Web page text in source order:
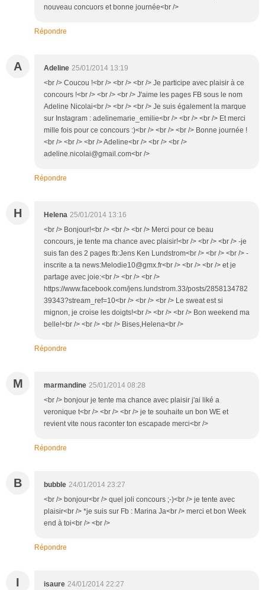
nouveau concuors et bonne journée<br />
Répondre
A Adeline 25/01/2014 13:19
<br /> Coucou !<br /> <br /> <br /> Je participe avec plaisir à ce
concours !<br /> <br /> <br /> J'aime les pages FB sous le nom
Adeline Nicolai<br /> <br /> <br /> Je suis également la marque
sur Instagram : adelinemarie_emilie<br /> <br /> <br /> Et merci
mille fois pour ce concours :)<br /> <br /> <br /> Bonne journée !
<br /> <br /> <br /> Adeline<br /> <br /> <br />
adeline.nicolai@gmail.com<br />
Répondre
H Helena 25/01/2014 13:16
<br /> Bonjour!<br /> <br /> <br /> Merci pour ce beau
concours, je tente ma chance avec plaisir!<br /> <br /> <br /> -je
suis fan des 2 pages fb:Jens Ken Lundstrom<br /> <br /> <br /> -
inscrite a ta news:Melodie10@gmx.fr<br /> <br /> <br /> et je
partage avec joie:<br /> <br /> <br />
https://www.facebook.com/jens.lundstrom.33/posts/2858134782
39343?stream_ref=10<br /> <br /> <br /> Le sweat est si
mignon, je croise les doigts!<br /> <br /> <br /> Bon weekend ma
belle!<br /> <br /> <br /> Bises,Helena<br />
Répondre
M marmandine 25/01/2014 08:28
<br /> bonjour je tente ma chance avec plaisir j'ai liké a
veronique t<br /> <br /> <br /> je te souhaite un bon WE et
revient vite nous raconter ton escapade merci<br />
Répondre
B bubble 24/01/2014 23:27
<br /> bonjour<br /> quel joli concours ;-)<br /> je tente avec
plaisir<br /> *je suis sur Fb : Marina Ja<br /> merci et bon Week
end à toi<br /> <br />
Répondre
I isaure 24/01/2014 22:27